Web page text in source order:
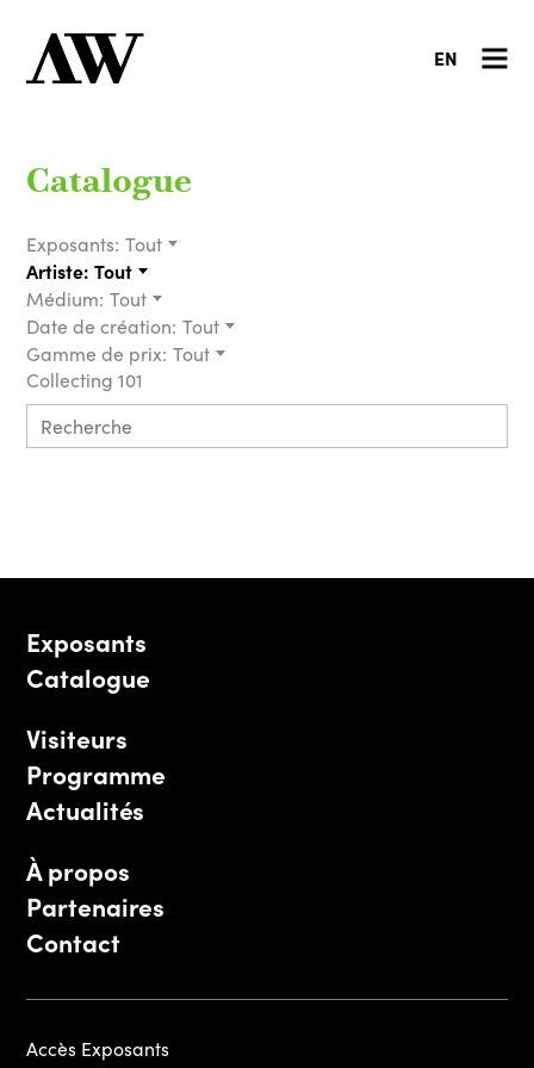
EN
Catalogue
Exposants: Tout
Artiste: Tout
Médium: Tout
Date de création: Tout
Gamme de prix: Tout
Collecting 101
Exposants
Catalogue
Visiteurs
Programme
Actualités
À propos
Partenaires
Contact
Accès Exposants